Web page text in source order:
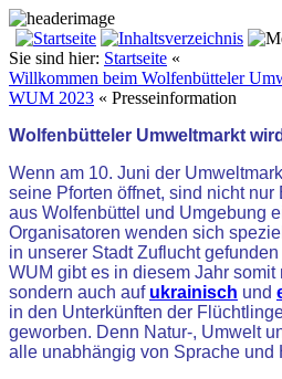
Sie sind hier: Startseite «
Willkommen beim Wolfenbütteler
WUM 2023 « Presseinformation
Wolfenbütteler Umweltmarkt
Wenn am 10. Juni der
seine Pforten öffnet, sind nicht
aus Wolfenbüttel und Umgebung
Organisatoren wenden sich
in unserer Stadt Zuflucht
WUM gibt es in diesem Jahr somit
sondern auch auf ukrainisch und
in den Unterkünften der
geworben. Denn Natur-, Umwelt
alle unabhängig von Sprache und